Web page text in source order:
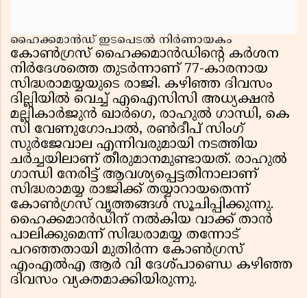
ഹൈക്കമാൻഡ് ഇടപെടൽ നിർണായകം
കോൺഗ്രസ് ഹൈക്കമാൻഡിൻ്റെ കർശന
നിർദേശത്തെ തുടർന്നാണ് 77-കാരനായ
സിദ്ധരാമയ്യയുടെ രാജി. കഴിഞ്ഞ ദിവസം
ദില്ലിയിൽ വെച്ച് എഐസിസി അധ്യക്ഷൻ
മല്ലികാർജുൻ ഖാർഗെ, രാഹുൽ ഗാന്ധി, കെ
സി വേണുഗോപാൽ, രൺദീപ് സിംഗ്
സുർജേവാല എന്നിവരുമായി നടത്തിയ
ചർച്ചയിലാണ് തീരുമാനമുണ്ടായത്. രാഹുൽ
ഗാന്ധി നേരിട്ട് ആവശ്യപ്പെട്ടതിനാലാണ്
സിദ്ധരാമയ്യ രാജിക്ക് തയ്യാറായതെന്ന്
കോൺഗ്രസ് വൃത്തങ്ങൾ സൂചിപ്പിക്കുന്നു.
ഹൈക്കമാൻഡിന് നൽകിയ വാക്ക് താൻ
പാലിക്കുമെന്ന് സിദ്ധരാമയ്യ തന്നോട്
പറഞ്ഞതായി മുതിർന്ന കോൺഗ്രസ്
എംഎൽഎ ആർ വി ദേശ്പാണ്ഡെ കഴിഞ്ഞ
ദിവസം വ്യക്തമാക്കിയിരുന്നു.